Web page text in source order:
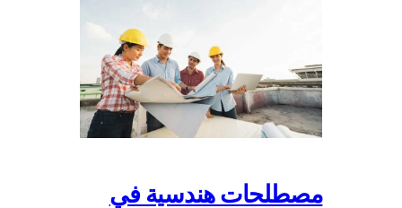
مصطلحات هندسية في